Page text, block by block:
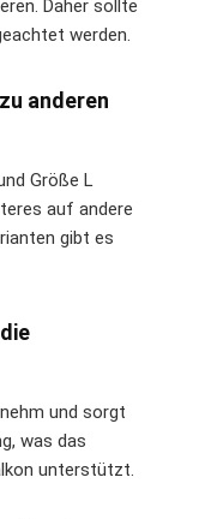
Daher sollte
werden.
anderen
Größe L
auf andere
gibt es
und sorgt
was das
unterstützt.